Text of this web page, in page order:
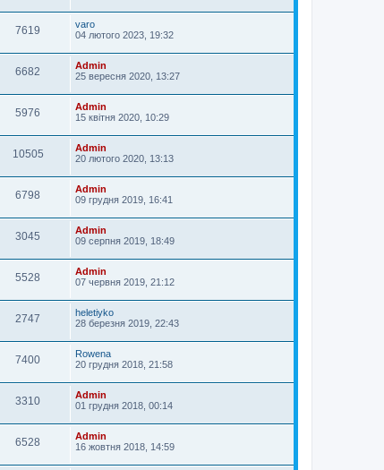
7619
varo
04 лютого 2023, 19:32
6682
Admin
25 вересня 2020, 13:27
5976
Admin
15 квітня 2020, 10:29
10505
Admin
20 лютого 2020, 13:13
6798
Admin
09 грудня 2019, 16:41
3045
Admin
09 серпня 2019, 18:49
5528
Admin
07 червня 2019, 21:12
2747
heletiyko
28 березня 2019, 22:43
7400
Rowena
20 грудня 2018, 21:58
3310
Admin
01 грудня 2018, 00:14
6528
Admin
16 жовтня 2018, 14:59